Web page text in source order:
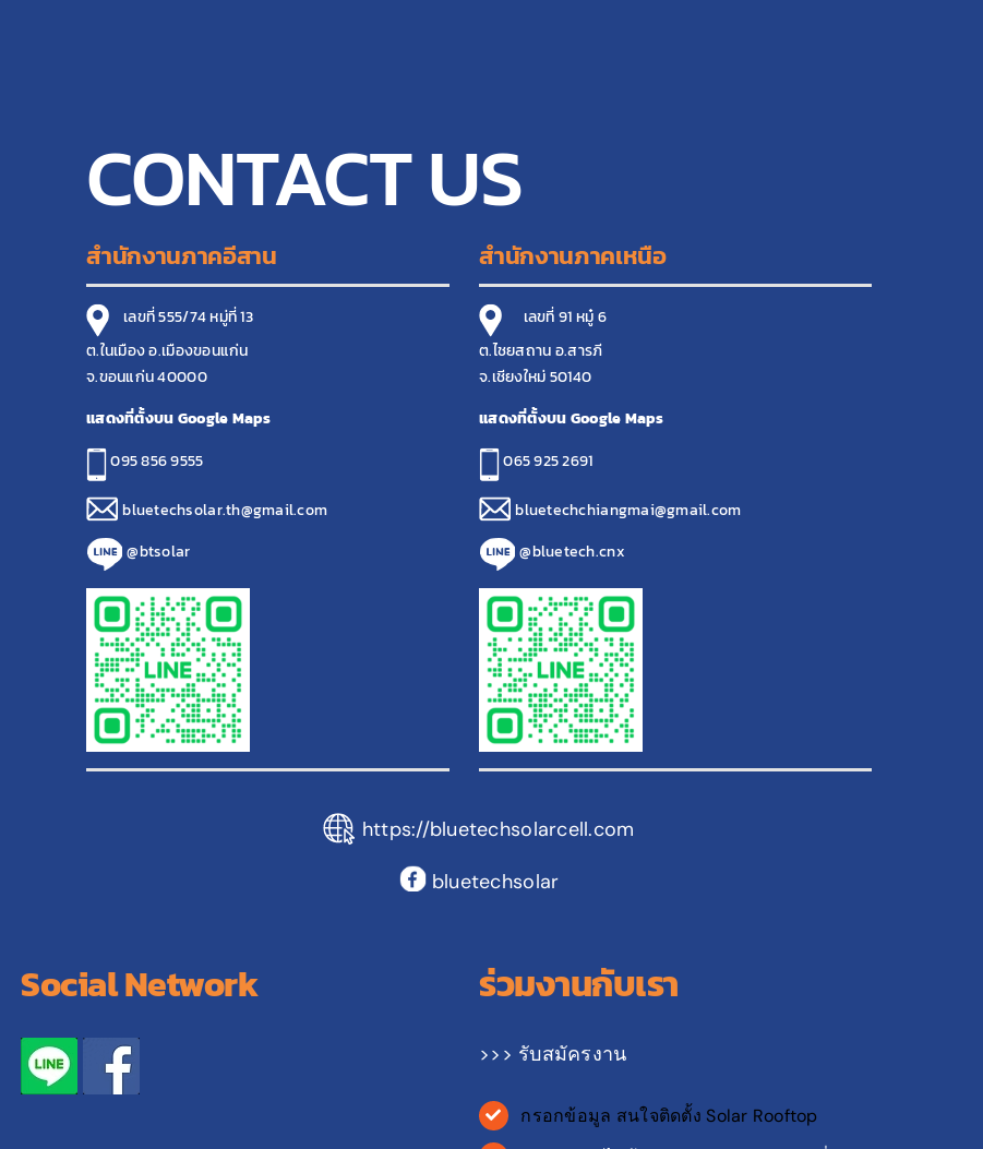
CONTACT US
สำนักงานภาคอีสาน
เลขที่ 555/74 หมู่ที่ 13
ต.ในเมือง อ.เมืองขอนแก่น
จ.ขอนแก่น 40000
แสดงที่ตั้งบน Google Maps
095 856 9555
bluetechsolar.th@gmail.com
@btsolar
สำนักงานภาคเหนือ
เลขที่ 91 หมู๋ 6
ต.ไชยสถาน อ.สารภี
จ.เชียงใหม่ 50140
แสดงที่ตั้งบน Google Maps
065 925 2691
bluetechchiangmai@gmail.com
@bluetech.cnx
https://bluetechsolarcell.com
bluetechsolar
Social Network ร่วมงานกับเรา
>>> รับสมัครงาน
กรอกข้อมูล สนใจติดตั้ง Solar Rooftop